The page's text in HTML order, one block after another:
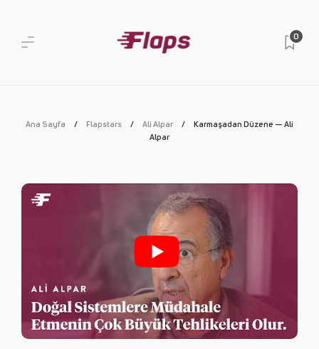
0
Ana Sayfa Flapstars Ali Alpar
Karmaşadan Düzene — Ali
Alpar